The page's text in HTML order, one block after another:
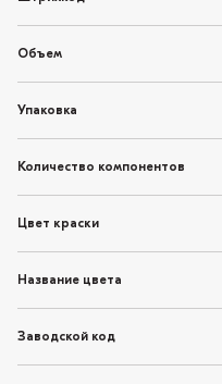
Объем
Упаковка
Количество компонентов
Цвет краски
Название цвета
Заводской код